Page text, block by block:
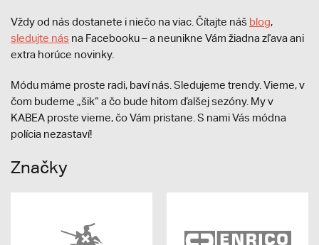
Vždy od nás dostanete i niečo na viac. Čítajte náš blog,
sledujte nás na Facebooku – a neunikne Vám žiadna zľava ani
extra horúce novinky.
Módu máme proste radi, baví nás. Sledujeme trendy. Vieme, v
čom budeme „šik“ a čo bude hitom ďalšej sezóny. My v
KABEA proste vieme, čo Vám pristane. S nami Vás módna
polícia nezastaví!
Značky